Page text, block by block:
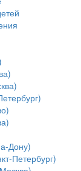
Дону)
Петербург)